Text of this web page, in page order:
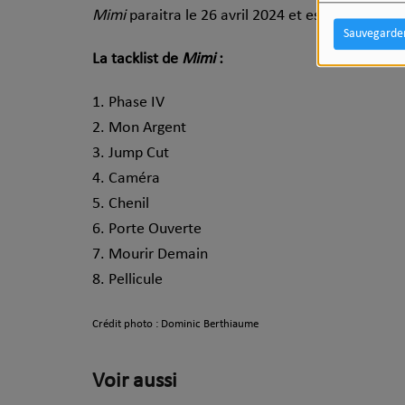
Mimiparaitra le 26 avril 2024 et est déjà
La tacklist de Mimi:
1. Phase IV
2. Mon Argent
3. Jump Cut
4. Caméra
5. Chenil
6. Porte Ouverte
7. Mourir Demain
8. Pellicule
Crédit photo : Dominic Berthiaume
Voir aussi